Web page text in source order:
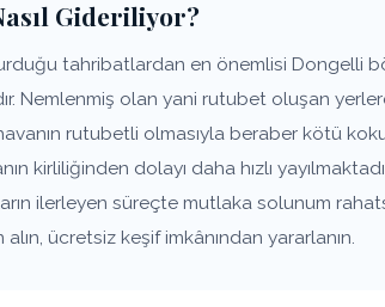
Gideriliyor?
tahribatlardan en önemlisi Dongelli
Nemlenmiş olan yani rutubet oluşan
rutubetli olmasıyla beraber kötü
kirliliğinden dolayı daha hızlı
ilerleyen süreçte mutlaka solunum
ücretsiz keşif imkânından yararlanın.